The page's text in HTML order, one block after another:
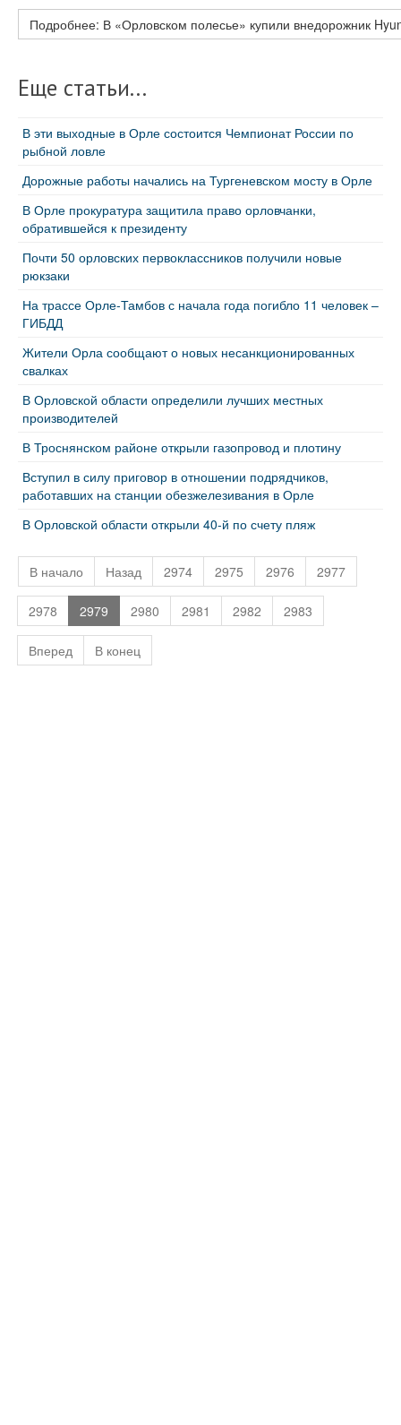
Подробнее: В «Орловском полесье» купили внедорожник
Еще статьи...
В эти выходные в Орле состоится Чемпионат России по
рыбной ловле
Дорожные работы начались на Тургеневском мосту в Орле
В Орле прокуратура защитила право орловчанки,
обратившейся к президенту
Почти 50 орловских первоклассников получили новые
рюкзаки
На трассе Орле-Тамбов с начала года погибло 11 человек –
ГИБДД
Жители Орла сообщают о новых несанкционированных
свалках
В Орловской области определили лучших местных
производителей
В Троснянском районе открыли газопровод и плотину
Вступил в силу приговор в отношении подрядчиков,
работавших на станции обезжелезивания в Орле
В Орловской области открыли 40-й по счету пляж
В начало Назад 2974 2975 2976 2977
2978 2979 2980 2981 2982 2983
Вперед В конец